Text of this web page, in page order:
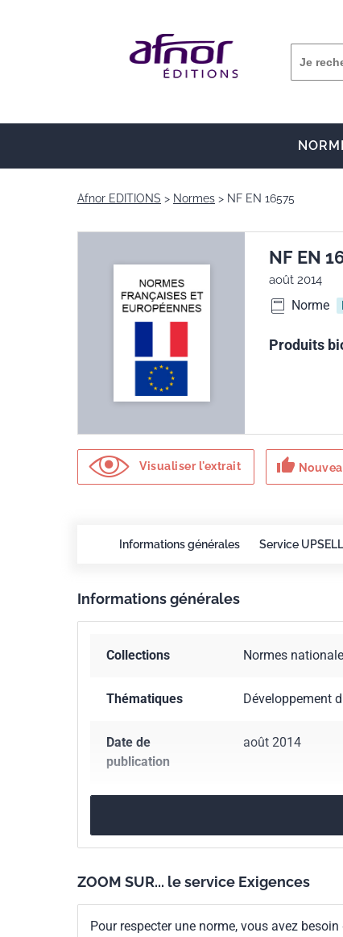
Afnor EDITIONS Normes NF EN 16575
NF EN
août 2014
Norme
Produits
Visualiser l'extrait thumb_up
Informations générales Service UPSELL
Informations générales
Collections Normes
Thématiques Développement
Date de
publication
août 2014
Référence NF EN 16575
01.040.13
ZOOM SUR... le service Exigences
Pour respecter une norme, vous avez